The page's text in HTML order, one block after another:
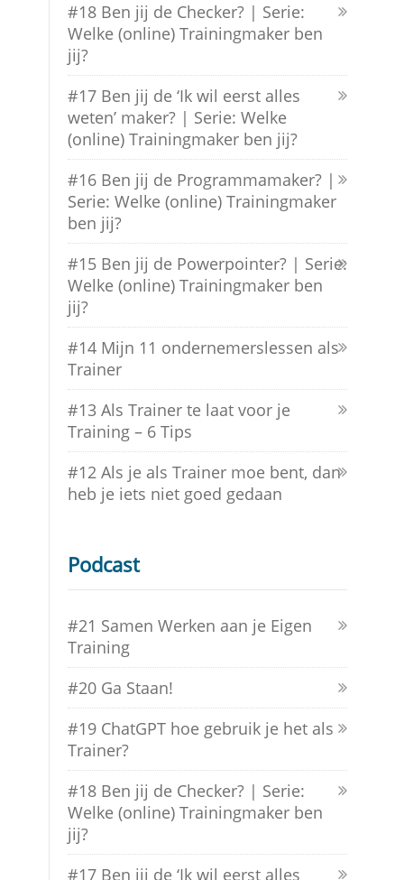
#18 Ben jij de Checker? | Serie:
Welke (online) Trainingmaker ben
jij?
#17 Ben jij de ‘Ik wil eerst alles
weten’ maker? | Serie: Welke
(online) Trainingmaker ben jij?
#16 Ben jij de Programmamaker? |
Serie: Welke (online) Trainingmaker
ben jij?
#15 Ben jij de Powerpointer? | Serie:
Welke (online) Trainingmaker ben
jij?
#14 Mijn 11 ondernemerslessen als
Trainer
#13 Als Trainer te laat voor je
Training – 6 Tips
#12 Als je als Trainer moe bent, dan
heb je iets niet goed gedaan
Podcast
#21 Samen Werken aan je Eigen
Training
#20 Ga Staan!
#19 ChatGPT hoe gebruik je het als
Trainer?
#18 Ben jij de Checker? | Serie:
Welke (online) Trainingmaker ben
jij?
#17 Ben jij de ‘Ik wil eerst alles